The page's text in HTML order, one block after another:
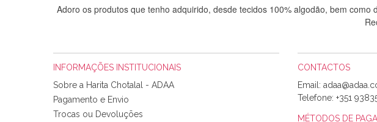
Adoro os produtos que tenho adquirido, desde tecidos 100% algodão, bem
Sílvia
Informo que recebi
INFORMAÇÕES INSTITUCIONAIS
Sobre a Harita Chotalal - ADAA
Pagamento e Envio
Trocas ou Devoluções
CONTACTOS
Email:
Telefone: +351
MÉTODOS DE